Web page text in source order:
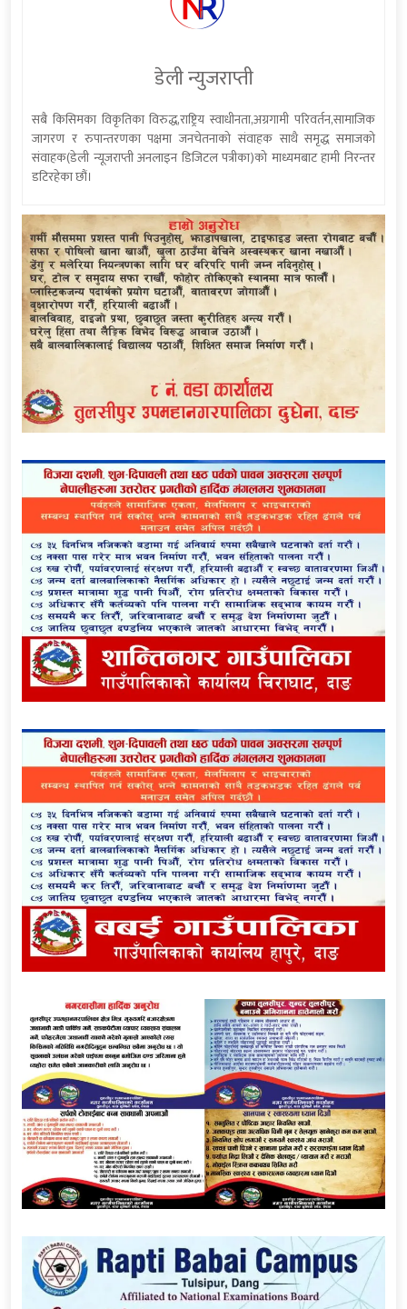
डेली न्युजराप्ती
सबै किसिमका विकृतिका विरुद्ध,राष्ट्रिय स्वाधीनता,अग्रगामी परिवर्तन,सामाजिक
जागरण र रुपान्तरणका पक्षमा जनचेतनाको संवाहक साथै समृद्ध समाजको
संवाहक(डेली न्यूजराप्ती अनलाइन डिजिटल पत्रीका)को माध्यमबाट हामी निरन्तर
डटिरहेका छौं।